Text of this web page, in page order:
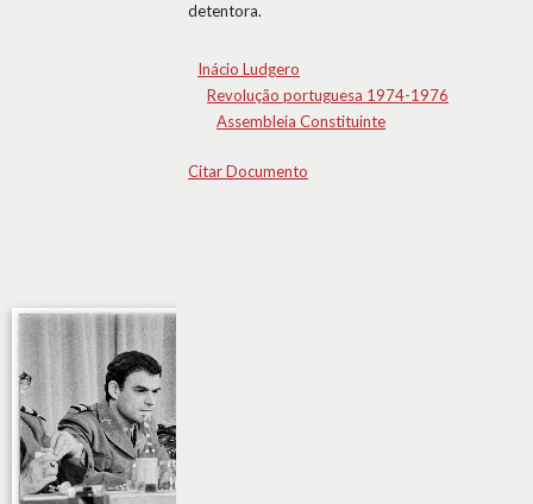
detentora.
Inácio Ludgero
Revolução portuguesa 1974-1976
Assembleia Constituinte
Citar Documento